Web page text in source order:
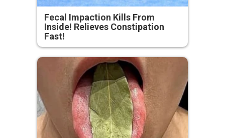
Fecal Impaction Kills From
Inside! Relieves Constipation
Fast!